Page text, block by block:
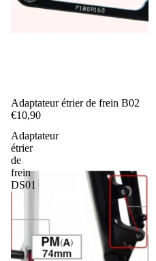
Adaptateur étrier de frein B02
€10,90
Adaptateur
étrier
de
frein
DS01